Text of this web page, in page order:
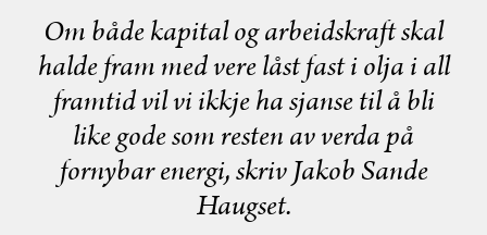
Om både kapital og arbeidskraft skal
halde fram med vere låst fast i olja i all
framtid vil vi ikkje ha sjanse til å bli
like gode som resten av verda på
fornybar energi, skriv Jakob Sande
Haugset.